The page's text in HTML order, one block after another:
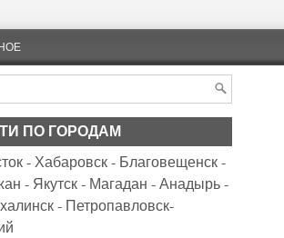
ПО ГОРОДАМ
-Хабаровск- Благовещенск-
- Якутск- Магадан -Анадырь-
- Петропавловск-